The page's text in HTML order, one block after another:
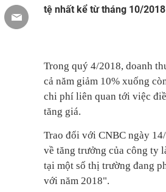
tệ nhất kể từ tháng 10/
Trong quý 4/2018, doanh
cả năm giảm 10% xuống
chi phí liên quan tới việc
tăng giá.
Trao đổi với CNBC ngày
về tăng trưởng của công ty
tại một số thị trường đang
với năm 2018".